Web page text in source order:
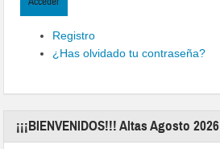
Registro
¿Has olvidado tu contraseña?
¡¡¡BIENVENIDOS!!! Altas Agosto 2026